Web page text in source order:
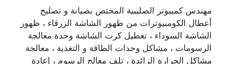
مهندس كمبيوتر الصليبية المختص بصيانة و تصليح
أعطال الكومبيوترات من ظهور الشاشة الزرقاء ، ظهور
الشاشة السوداء ، تعطيل كرت الشاشة وحدة معالجة
الرسومات ، مشاكل وحدات الطاقة و التغذية ، معالجة
مشاكل الحرارة الزائدة ، تلف معالج الرسوم ، إعادة